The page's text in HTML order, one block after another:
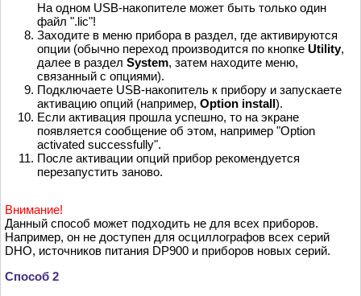
На одном USB-накопителе может быть только один
файл ".lic"!
Заходите в меню прибора в раздел, где активируются
опции (обычно переход производится по кнопке Utility,
далее в раздел System, затем находите меню,
связанный с опциями).
Подключаете USB-накопитель к прибору и запускаете
активацию опций (например, Option install).
Если активация прошла успешно, то на экране
появляется сообщение об этом, например "Option
activated successfully".
После активации опций прибор рекомендуется
перезапустить заново.
Внимание!
Данный способ может подходить не для всех приборов.
Например, он не доступен для осциллографов всех серий
DHO, источников питания DP900 и приборов новых серий.
Способ 2